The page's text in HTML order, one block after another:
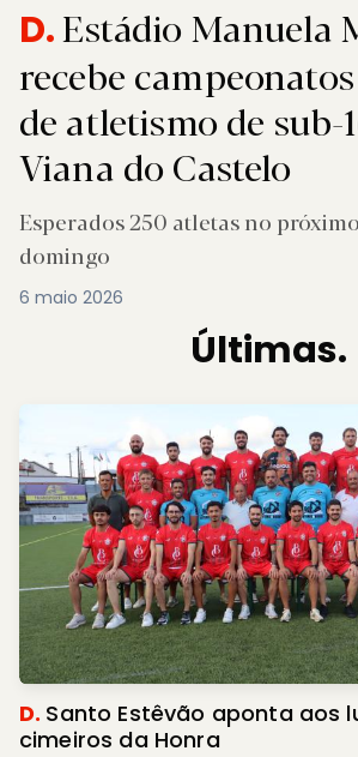
D.Estádio Manuela
recebe
de atletismo de sub-
Viana do Castelo
Esperados 250 atletas no
domingo
6 maio 2026
Últimas.
D. Santo Estêvão aponta aos
cimeiros da Honra